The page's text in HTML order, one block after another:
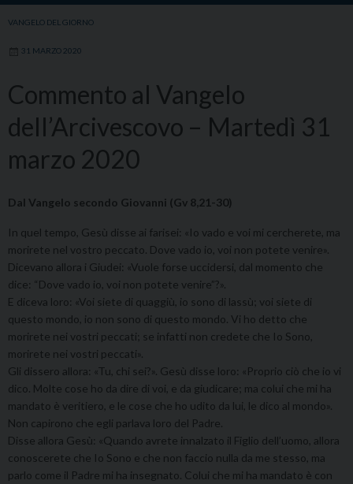
VANGELO DEL GIORNO
31 MARZO 2020
Commento al Vangelo
dell’Arcivescovo – Martedì 31
marzo 2020
Dal Vangelo secondo Giovanni (Gv 8,21-30)
In quel tempo, Gesù disse ai farisei: «Io vado e voi mi cercherete, ma
morirete nel vostro peccato. Dove vado io, voi non potete venire».
Dicevano allora i Giudei: «Vuole forse uccidersi, dal momento che
dice: “Dove vado io, voi non potete venire”?».
E diceva loro: «Voi siete di quaggiù, io sono di lassù; voi siete di
questo mondo, io non sono di questo mondo. Vi ho detto che
morirete nei vostri peccati; se infatti non credete che Io Sono,
morirete nei vostri peccati».
Gli dissero allora: «Tu, chi sei?». Gesù disse loro: «Proprio ciò che io vi
dico. Molte cose ho da dire di voi, e da giudicare; ma colui che mi ha
mandato è veritiero, e le cose che ho udito da lui, le dico al mondo».
Non capirono che egli parlava loro del Padre.
Disse allora Gesù: «Quando avrete innalzato il Figlio dell’uomo, allora
conoscerete che Io Sono e che non faccio nulla da me stesso, ma
parlo come il Padre mi ha insegnato. Colui che mi ha mandato è con